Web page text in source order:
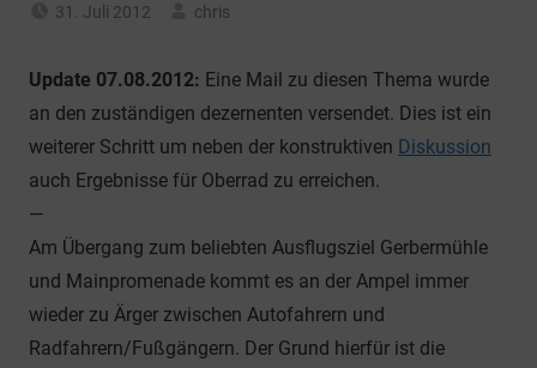
31. Juli 2012
chris
Update 07.08.2012: Eine Mail zu diesen Thema wurde
an den zuständigen dezernenten versendet. Dies ist ein
weiterer Schritt um neben der konstruktiven Diskussion
auch Ergebnisse für Oberrad zu erreichen.
—
Am Übergang zum beliebten Ausflugsziel Gerbermühle
und Mainpromenade kommt es an der Ampel immer
wieder zu Ärger zwischen Autofahrern und
Radfahrern/Fußgängern. Der Grund hierfür ist die